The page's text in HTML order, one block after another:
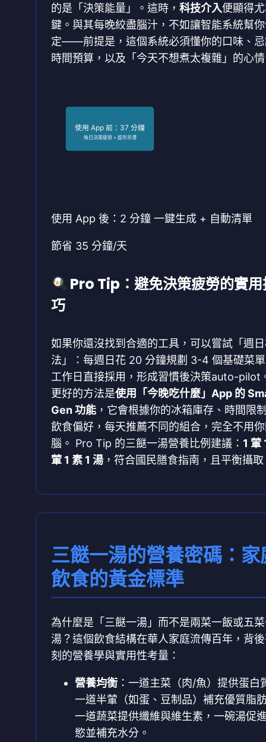
的是「決策能量」。這時， 科技介入便顯得
鍵。與其每晚絞盡腦汁，不如讓智能系統幫
定——前提是，這個系統必須懂你的口味、
時間預算，以及「今天不想煮太複雜」的心
使用 App 前：37 分鐘
每日決策疲勞 + 超市呆滯
使用 App 後：2 分鐘 一鍵生成 + 自動清單
節省 35 分鐘/天
Pro Tip：避免決策疲勞的實
巧
如果你還沒找到合適的工具，可以嘗試「週
法」：每週日花 20 分鐘規劃 3-4 個基礎菜
工作日直接採用，形成習慣後決策auto-pilot
更好的方法是使用「今晚吃什麼」App 的
Gen 功能 ，它會根據你的冰箱庫存、時間限
飲食偏好，每天推薦不同的組合，完全不用
腦。 Pro Tip 的三餸一湯營養比例建議： 1 葷
葷 1 素 1 湯 ，符合國民膳食指南，且平衡攝
三餸一湯的營養密碼：家
飲食的黃金標準
為什麼是「三餸一湯」而不是兩菜一飯或五
湯？這個飲食結構在華人家庭流傳百年，背
刻的營養學與實用性考量：
營養均衡 ：一道主菜（肉/魚）提供蛋白
一道半葷（如蛋、豆制品）補充優質脂
一道蔬菜提供纖維與維生素，一碗湯促
慾並補充水分。